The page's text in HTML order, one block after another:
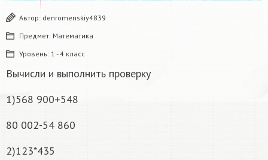
Автор: denromenskiy4839
Предмет: Математика
Уровень: 1 - 4 класс
Вычисли и выполнить проверку
1)568 900+548
80 002-54 860
2)123*435